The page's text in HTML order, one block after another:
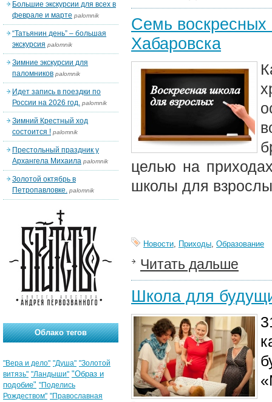
Семь воскресных
Хабаровска
целью на
школы для
Новости, Приходы, Образование
Читать дальше
Школа для
Большие экскурсии для всех в
феврале и марте palomnik
“Татьянин день” – большая
экскурсия palomnik
Зимние экскурсии для
паломников palomnik
Идет запись в поездки по
России на 2026 год. palomnik
Зимний Крестный ход
состоится ! palomnik
Престольный праздник у
Архангела Михаила palomnik
Золотой октябрь в
Петропавловке. palomnik
Облако тегов
"Вера и дело" "Душа" "Золотой
витязь" "Ландыши" "Образ и
подобие" "Поделись
Рождеством" "Православная